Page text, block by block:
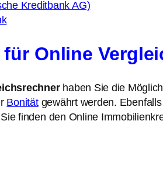
Kreditbank AG)
für Online
haben Sie die
Bonitätgewährt werden.
finden den Online